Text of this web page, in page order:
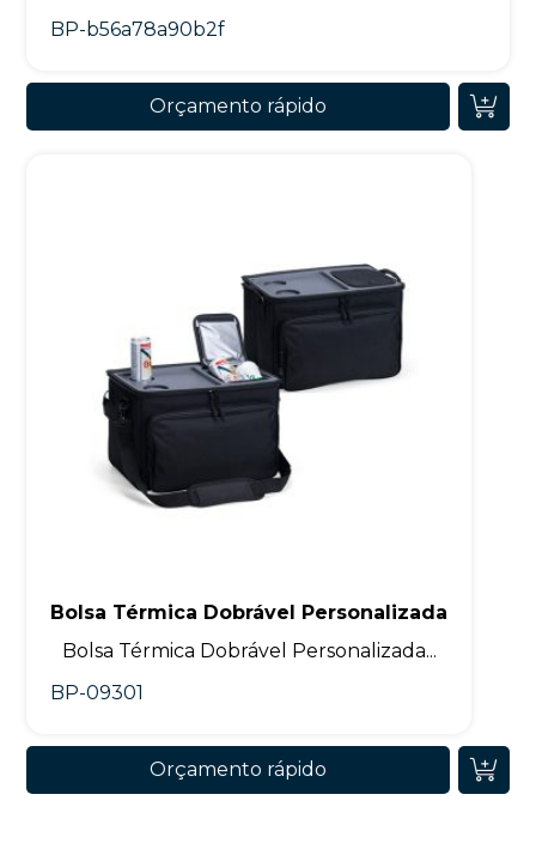
BP-b56a78a90b2f
Orçamento rápido
Bolsa Térmica Dobrável Personalizada
Bolsa Térmica Dobrável Personalizada...
BP-09301
Orçamento rápido